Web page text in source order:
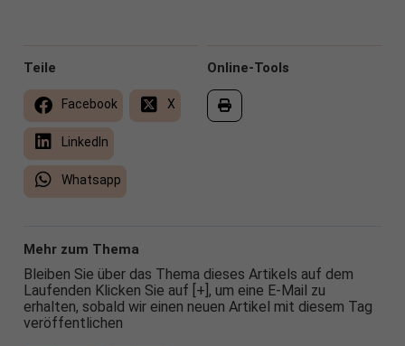
Online-Tools
Teile
Facebook X
LinkedIn
Whatsapp
Mehr zum Thema
Bleiben Sie über das Thema dieses Artikels auf dem
Laufenden Klicken Sie auf [+], um eine E-Mail zu
erhalten, sobald wir einen neuen Artikel mit diesem Tag
veröffentlichen